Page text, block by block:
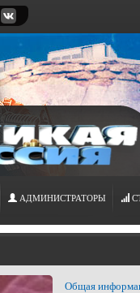
АДМИНИСТРАТОРЫ
Общая